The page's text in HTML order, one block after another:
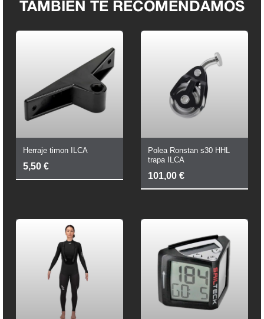
TAMBIÉN TE RECOMENDAMOS
Herraje timon ILCA
5,50 €
Polea Ronstan s30 HHL
trapa ILCA
101,00 €